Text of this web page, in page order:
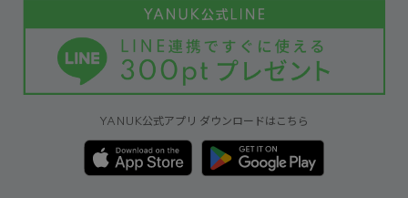
YANUK公式アプリ ダウンロードはこちら